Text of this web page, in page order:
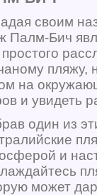
своим
Палм-Бич
пляжу,
на
и увидеть
один из
и
может